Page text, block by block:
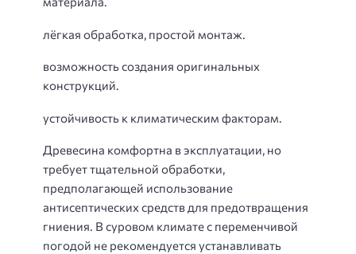
лёгкая обработка, простой монтаж.
возможность создания оригинальных
конструкций.
устойчивость к климатическим факторам.
Древесина комфортна в эксплуатации, но
требует тщательной обработки,
предполагающей использование
антисептических средств для предотвращения
гниения. В суровом климате с переменчивой
погодой не рекомендуется устанавливать